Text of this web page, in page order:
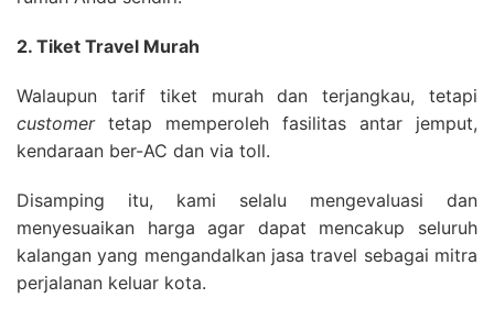
2. Tiket Travel Murah
Walaupun tarif tiket murah dan terjangkau, tetapi
customertetap memperoleh fasilitas antar jemput,
kendaraan ber-AC dan via toll.
Disamping itu, kami selalu mengevaluasi dan
menyesuaikan harga agar dapat mencakup seluruh
kalangan yang mengandalkan jasa travel sebagai mitra
perjalanan keluar kota.